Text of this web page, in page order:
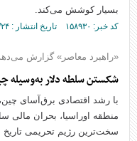
بسیار کوشش می‌کند.
کد خبر: ۱۵۸۹۳۰ تاریخ انتشار : ۱۴۰۱/۰۸/۲۴
«راهبرد معاصر» گزارش
شکستن سلطه دلار به‌وسیله
با رشد اقتصادی برق‌آسای
سخت‌ترین رژیم تحریمی